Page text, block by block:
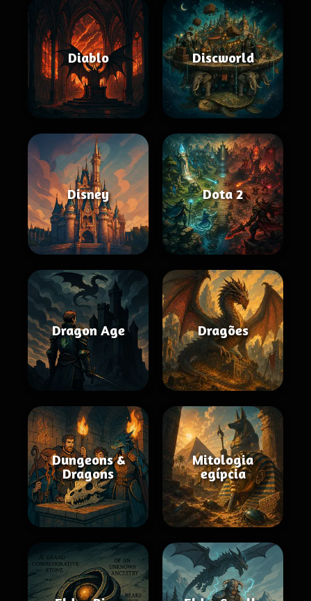
Diablo Discworld
Disney Dota 2
Dragon Age Dragões
Dungeons &
Dragons
Mitologia
egípcia